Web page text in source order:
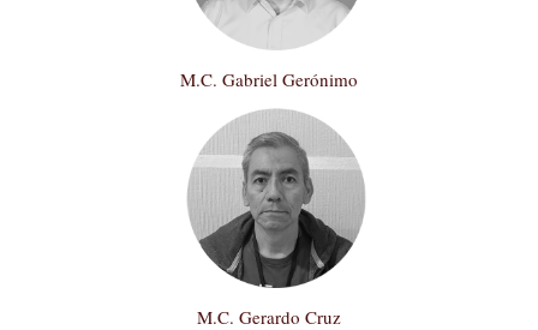
M.C. Gabriel Gerónimo
M.C. Gerardo Cruz